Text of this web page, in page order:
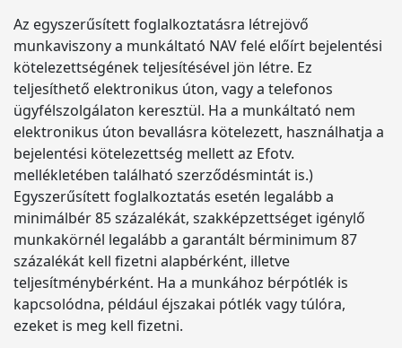
Az egyszerűsített foglalkoztatásra létrejövő
munkaviszony a munkáltató NAV felé előírt bejelentési
kötelezettségének teljesítésével jön létre. Ez
teljesíthető elektronikus úton, vagy a telefonos
ügyfélszolgálaton keresztül. Ha a munkáltató nem
elektronikus úton bevallásra kötelezett, használhatja a
bejelentési kötelezettség mellett az Efotv.
mellékletében található szerződésmintát is.)
Egyszerűsített foglalkoztatás esetén legalább a
minimálbér 85 százalékát, szakképzettséget igénylő
munkakörnél legalább a garantált bérminimum 87
százalékát kell fizetni alapbérként, illetve
teljesítménybérként. Ha a munkához bérpótlék is
kapcsolódna, például éjszakai pótlék vagy túlóra,
ezeket is meg kell fizetni.